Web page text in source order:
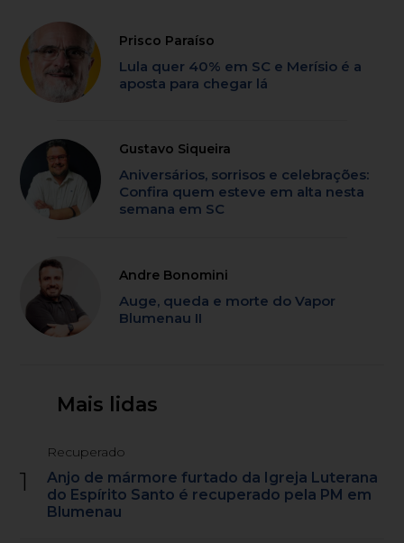
Prisco Paraíso
Lula quer 40% em SC e Merísio é a
aposta para chegar lá
Gustavo Siqueira
Aniversários, sorrisos e celebrações:
Confira quem esteve em alta nesta
semana em SC
Andre Bonomini
Auge, queda e morte do Vapor
Blumenau II
Mais lidas
1
Recuperado
Anjo de mármore furtado da Igreja Luterana
do Espírito Santo é recuperado pela PM em
Blumenau